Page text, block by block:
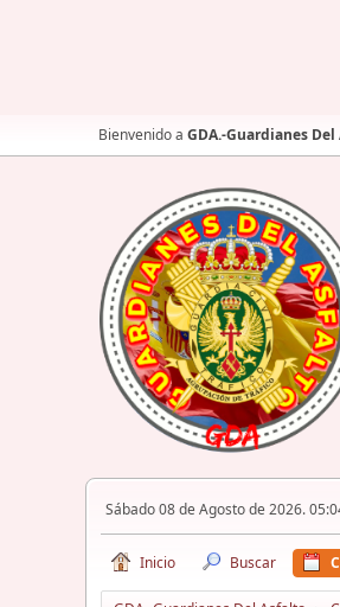
Bienvenido a GDA.-Guardianes
Sábado 08 de Agosto de 2026.
Inicio Buscar